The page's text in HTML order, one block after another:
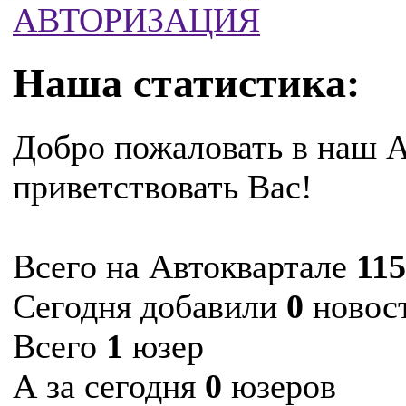
АВТОРИЗАЦИЯ
Наша статистика:
Добро пожаловать в наш
приветствовать Вас!
Всего на Автоквартале
Сегодня добавили 0
Всего 1 юзер
А за сегодня 0 юзеров